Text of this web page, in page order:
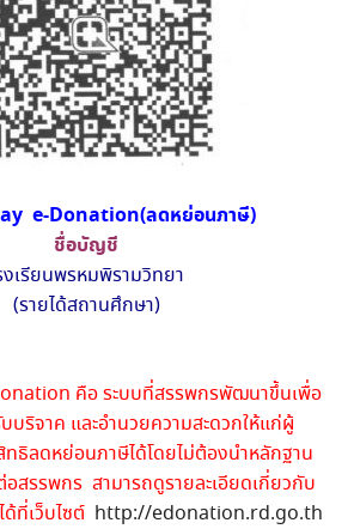
e-Donation(ลดหย่อนภาษี)
ชื่อบัญชี
งเรียนพรหมพิรามวิทยา
(รายได้สถานศึกษา)
คือ ระบบที่สรรพกรพัฒนาขึ้นเพื่อ
บริจาค และอำนวยความสะดวกให้แก่ผู้
ทธิลดหย่อนภาษีได้โดยไม่ต้องนำหลักฐาน
สรรพกร สามารถดูรายละเอียดเกี่ยวกับ
ที่เว็บไซต์ http://edonation.rd.go.th